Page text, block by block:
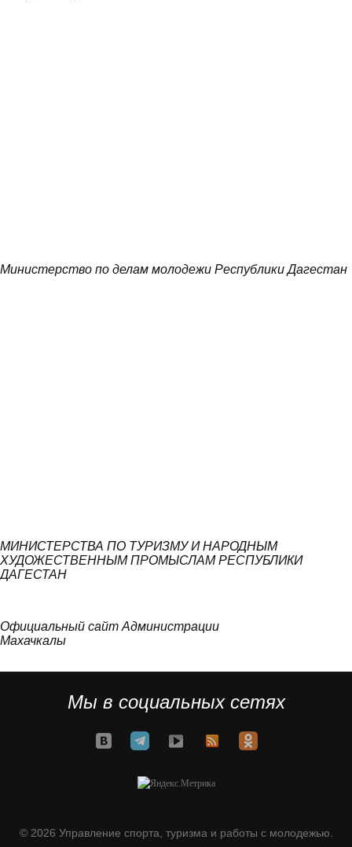
Министерство по делам молодежи Республики Дагестан
МИНИСТЕРСТВА ПО ТУРИЗМУ И НАРОДНЫМ
ХУДОЖЕСТВЕННЫМ ПРОМЫСЛАМ РЕСПУБЛИКИ
ДАГЕСТАН
Официальный сайт Администрации
Махачкалы
Мы в социальных сетях
© 2026 Управление спорта, туризма и работы с молодежью.